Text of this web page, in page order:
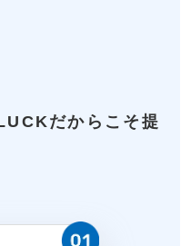
だからこそ提